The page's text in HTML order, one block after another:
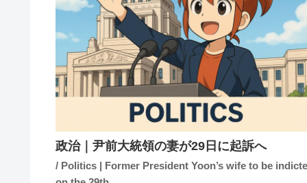
政治｜尹前大統領の妻が29日に起訴へ
/ Politics | Former President Yoon’s wife to be